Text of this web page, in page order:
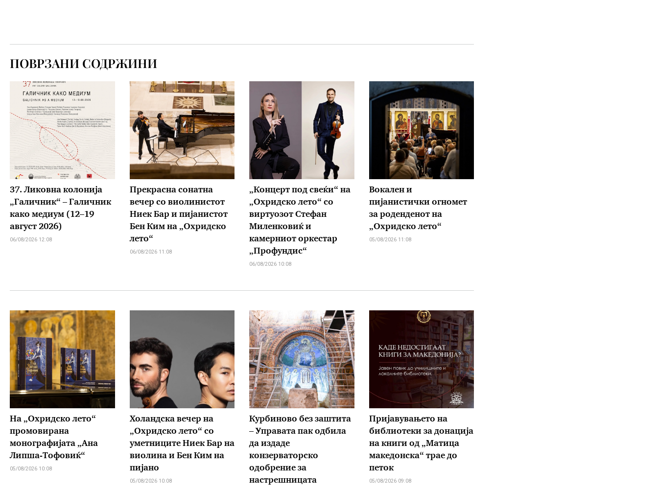
ПОВРЗАНИ СОДРЖИНИ
37. Ликовна колонија
„Галичник“ – Галичник
како медиум (12–19
август 2026)
06/08/2026 12:08
Прекрасна сонатна
вечер со виолинистот
Ниек Бар и пијанистот
Бен Ким на „Охридско
лето“
06/08/2026 11:08
„Концерт под свеќи“ на
„Охридско лето“ со
виртуозот Стефан
Миленковиќ и
камерниот оркестар
„Профундис“
06/08/2026 10:08
Вокален и
пијанистички огномет
за роденденот на
„Охридско лето“
05/08/2026 11:08
На „Охридско лето“
промовирана
монографијата „Ана
Липша-Тофовиќ“
05/08/2026 10:08
Холандска вечер на
„Охридско лето“ со
уметниците Ниек Бар на
виолина и Бен Ким на
пијано
05/08/2026 10:08
Курбиново без заштита
– Управата пак одбила
да издаде
конзерваторско
одобрение за
настрешницата
Пријавувањето на
библиотеки за донација
на книги од „Матица
македонска“ трае до
петок
05/08/2026 09:08